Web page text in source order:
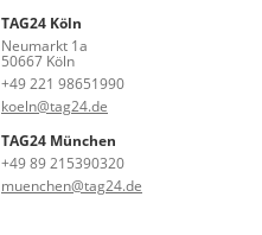
TAG24 Köln
Neumarkt 1a
50667 Köln
+49 221 98651990
koeln@tag24.de
TAG24 München
+49 89 215390320
muenchen@tag24.de